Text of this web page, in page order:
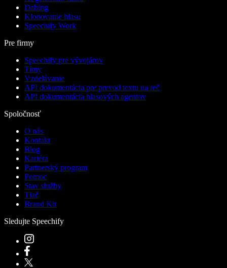
Dabing
Klonovanie hlasu
Speechify Work
Pre firmy
Speechify pre vývojárov
Tímy
Vzdelávanie
API dokumentácia pre prevod textu na reč
API dokumentácia hlasových agentov
Spoločnosť
O nás
Kontakt
Blog
Kariéra
Partnerský program
Pomoc
Stav služby
Tlač
Brand Kit
Sledujte Speechify